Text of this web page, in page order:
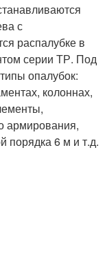
с
распалубке в
серии ТР. Под
опалубок:
колоннах,
армирования,
порядка 6 м и т.д.